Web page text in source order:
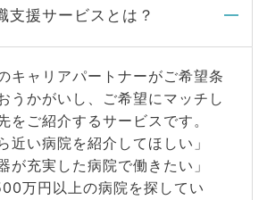
支援サービスとは？
キャリアパートナーがご希望条
うかがいし、ご希望にマッチし
をご紹介するサービスです。
近い病院を紹介してほしい」
が充実した病院で働きたい」
万円以上の病院を探してい